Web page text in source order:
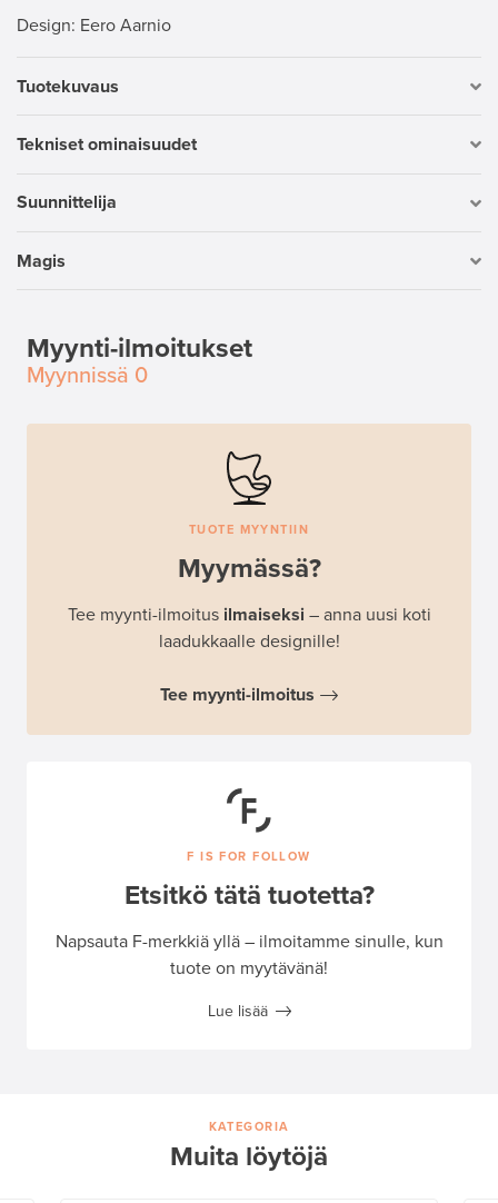
Design: Eero Aarnio
Tuotekuvaus
Tekniset ominaisuudet
Suunnittelija
Magis
Myynti-ilmoitukset
Myynnissä 0
TUOTE MYYNTIIN
Myymässä?
Tee myynti-ilmoitus ilmaiseksi – anna uusi koti
laadukkaalle designille!
Tee myynti-ilmoitus
F IS FOR FOLLOW
Etsitkö tätä tuotetta?
Napsauta F-merkkiä yllä – ilmoitamme sinulle, kun
tuote on myytävänä!
Lue lisää
KATEGORIA
Muita löytöjä